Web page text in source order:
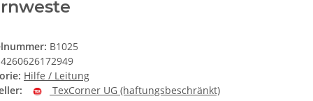
B1025
4260626172949
Hilfe / Leitung
TexCorner UG (haftungsbeschränkt)